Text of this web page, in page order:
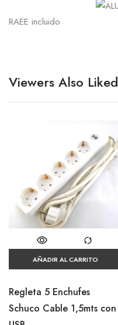
RAEE incluido
Viewers Also Liked
AÑADIR AL CARRITO
Regleta 5 Enchufes
Schuco Cable 1,5mts con